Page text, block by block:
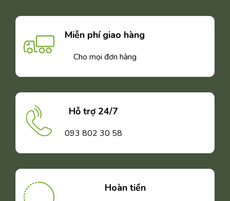
Miễn phí giao hàng
Cho mọi đơn hàng
Hỗ trợ 24/7
093 802 30 58
Hoàn tiền